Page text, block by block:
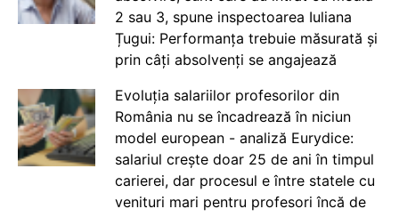
2 sau 3, spune inspectoarea Iuliana
Țugui: Performanța trebuie măsurată și
prin câți absolvenți se angajează
Evoluția salariilor profesorilor din
România nu se încadrează în niciun
model european - analiză Eurydice:
salariul crește doar 25 de ani în timpul
carierei, dar procesul e între statele cu
venituri mari pentru profesori încă de